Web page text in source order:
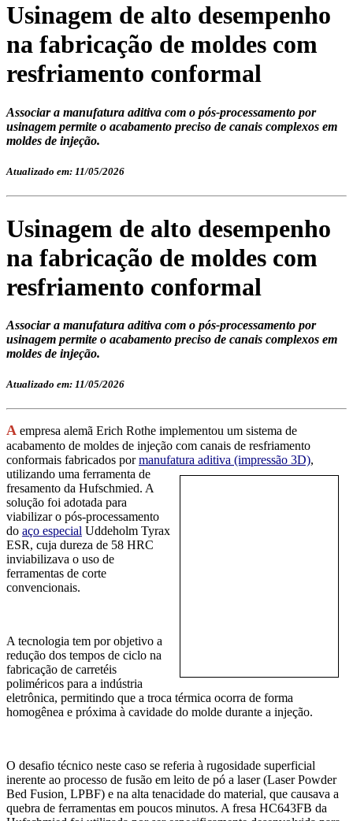
Usinagem de alto desempenho
na fabricação de moldes com
resfriamento conformal
Associar a manufatura aditiva com o pós-processamento por
usinagem permite o acabamento preciso de canais complexos em
moldes de injeção.
Atualizado em: 11/05/2026
Usinagem de alto desempenho
na fabricação de moldes com
resfriamento conformal
Associar a manufatura aditiva com o pós-processamento por
usinagem permite o acabamento preciso de canais complexos em
moldes de injeção.
Atualizado em: 11/05/2026
A empresa alemã Erich Rothe implementou um sistema de
acabamento de moldes de injeção com canais de resfriamento
conformais fabricados pormanufatura aditiva (impressão 3D),
utilizando uma ferramenta de
fresamento da Hufschmied. A
solução foi adotada para
viabilizar o pós-processamento
do aço especial Uddeholm Tyrax
ESR, cuja dureza de 58 HRC
inviabilizava o uso de
ferramentas de corte
convencionais.
A tecnologia tem por objetivo a
redução dos tempos de ciclo na
fabricação de carretéis
poliméricos para a indústria
eletrônica, permitindo que a troca térmica ocorra de forma
homogênea e próxima à cavidade do molde durante a injeção.
O desafio técnico neste caso se referia à rugosidade superficial
inerente ao processo de fusão em leito de pó a laser (Laser Powder
Bed Fusion, LPBF) e na alta tenacidade do material, que causava a
quebra de ferramentas em poucos minutos. A fresa HC643FB da